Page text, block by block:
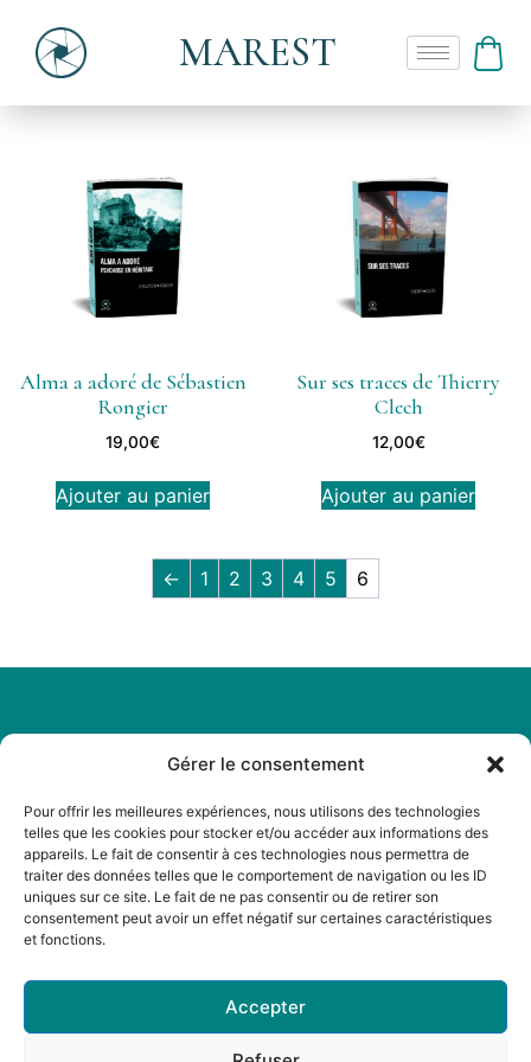
Gérer le consentement
Pour offrir les meilleures expériences, nous utilisons des technologies
telles que les cookies pour stocker et/ou accéder aux informations des
appareils. Le fait de consentir à ces technologies nous permettra de
traiter des données telles que le comportement de navigation ou les ID
uniques sur ce site. Le fait de ne pas consentir ou de retirer son
consentement peut avoir un effet négatif sur certaines caractéristiques
et fonctions.
Accepter
MAREST
Alma a adoré de Sébastien
Rongier
19,00€
Ajouter au panier
Sur ses traces de Thierry
Clech
12,00€
Ajouter au panier
← 1 2 3 4 5 6
Accueil
A propos
Actualités
Boutique
Contact
Mentions
légales
Politique de
cookies
Politique de
CGV